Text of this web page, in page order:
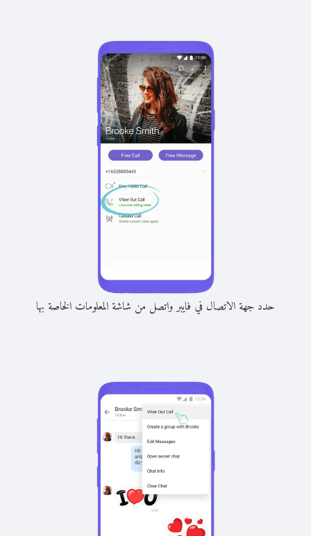
حدد جهة الاتصال في فايبر واتصل من شاشة المعلومات الخاصة بها